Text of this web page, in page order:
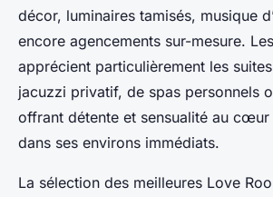
décor, luminaires tamisés, musique
encore agencements sur-mesure.
apprécient particulièrement les
jacuzzi privatif, de spas personnels
offrant détente et sensualité au
dans ses environs immédiats.
La sélection des meilleures Love